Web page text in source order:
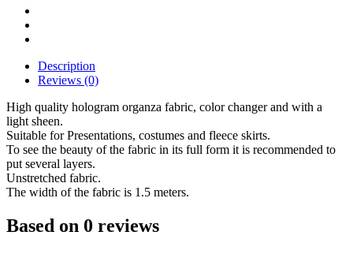
Description
Reviews (0)
High quality hologram organza fabric, color changer and with a
light sheen.
Suitable for Presentations, costumes and fleece skirts.
To see the beauty of the fabric in its full form it is recommended to
put several layers.
Unstretched fabric.
The width of the fabric is 1.5 meters.
Based on 0 reviews